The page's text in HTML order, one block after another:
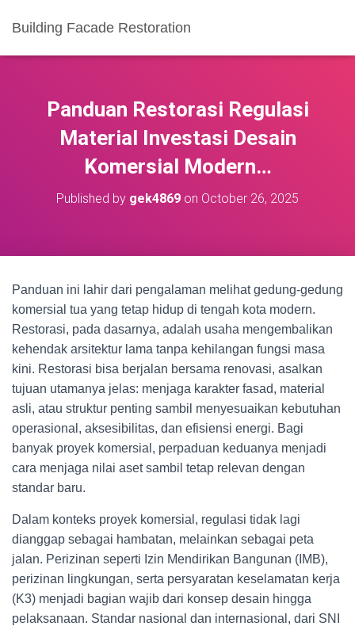
Building Facade Restoration
Panduan Restorasi Regulasi
Material Investasi Desain
Komersial Modern…
Published by gek4869 on October 26, 2025
Panduan ini lahir dari pengalaman melihat gedung-gedung
komersial tua yang tetap hidup di tengah kota modern.
Restorasi, pada dasarnya, adalah usaha mengembalikan
kehendak arsitektur lama tanpa kehilangan fungsi masa
kini. Restorasi bisa berjalan bersama renovasi, asalkan
tujuan utamanya jelas: menjaga karakter fasad, material
asli, atau struktur penting sambil menyesuaikan kebutuhan
operasional, aksesibilitas, dan efisiensi energi. Bagi
banyak proyek komersial, perpaduan keduanya menjadi
cara menjaga nilai aset sambil tetap relevan dengan
standar baru.
Dalam konteks proyek komersial, regulasi tidak lagi
dianggap sebagai hambatan, melainkan sebagai peta
jalan. Perizinan seperti Izin Mendirikan Bangunan (IMB),
perizinan lingkungan, serta persyaratan keselamatan kerja
(K3) menjadi bagian wajib dari konsep desain hingga
pelaksanaan. Standar nasional dan internasional, dari SNI